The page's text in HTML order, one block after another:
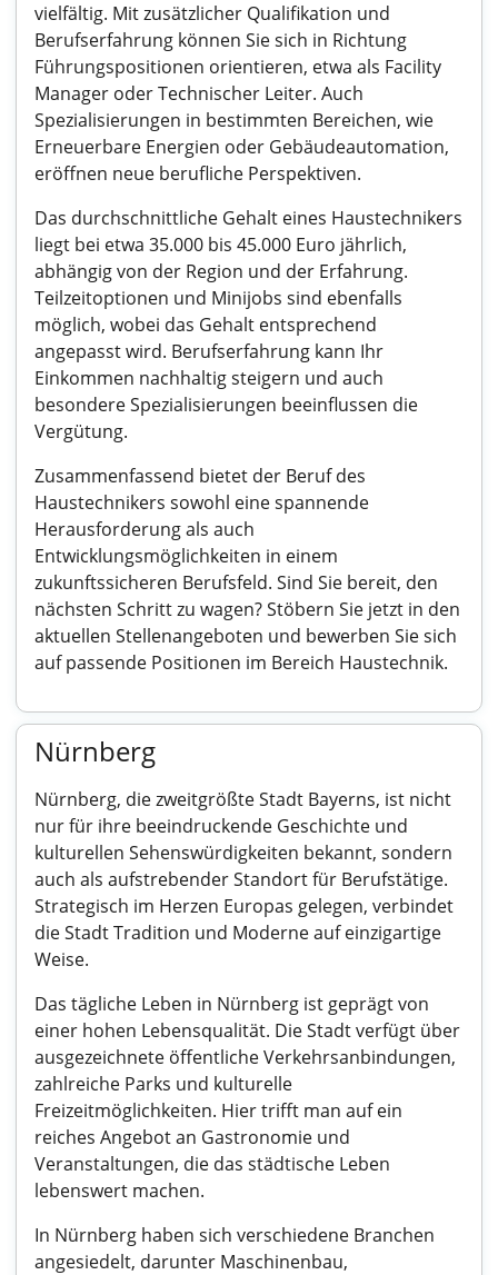
vielfältig. Mit zusätzlicher Qualifikation und
Berufserfahrung können Sie sich in Richtung
Führungspositionen orientieren, etwa als Facility
Manager oder Technischer Leiter. Auch
Spezialisierungen in bestimmten Bereichen, wie
Erneuerbare Energien oder Gebäudeautomation,
eröffnen neue berufliche Perspektiven.
Das durchschnittliche Gehalt eines Haustechnikers
liegt bei etwa 35.000 bis 45.000 Euro jährlich,
abhängig von der Region und der Erfahrung.
Teilzeitoptionen und Minijobs sind ebenfalls
möglich, wobei das Gehalt entsprechend
angepasst wird. Berufserfahrung kann Ihr
Einkommen nachhaltig steigern und auch
besondere Spezialisierungen beeinflussen die
Vergütung.
Zusammenfassend bietet der Beruf des
Haustechnikers sowohl eine spannende
Herausforderung als auch
Entwicklungsmöglichkeiten in einem
zukunftssicheren Berufsfeld. Sind Sie bereit, den
nächsten Schritt zu wagen? Stöbern Sie jetzt in den
aktuellen Stellenangeboten und bewerben Sie sich
auf passende Positionen im Bereich Haustechnik.
Nürnberg
Nürnberg, die zweitgrößte Stadt Bayerns, ist nicht
nur für ihre beeindruckende Geschichte und
kulturellen Sehenswürdigkeiten bekannt, sondern
auch als aufstrebender Standort für Berufstätige.
Strategisch im Herzen Europas gelegen, verbindet
die Stadt Tradition und Moderne auf einzigartige
Weise.
Das tägliche Leben in Nürnberg ist geprägt von
einer hohen Lebensqualität. Die Stadt verfügt über
ausgezeichnete öffentliche Verkehrsanbindungen,
zahlreiche Parks und kulturelle
Freizeitmöglichkeiten. Hier trifft man auf ein
reiches Angebot an Gastronomie und
Veranstaltungen, die das städtische Leben
lebenswert machen.
In Nürnberg haben sich verschiedene Branchen
angesiedelt, darunter Maschinenbau,